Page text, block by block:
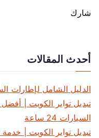
شارك
أحدث المقالات
الدليل الشامل لإطارات
تبديل تواير الكويت |
السيارات 24 ساعة
تبديل تواير الكويت |